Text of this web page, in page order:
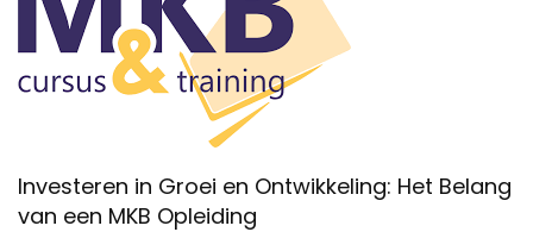
Investeren in Groei en Ontwikkeling: Het Belang
van een MKB Opleiding